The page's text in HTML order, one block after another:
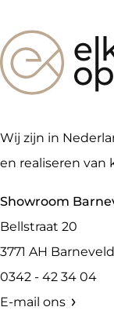
Wij zijn in
en realiseren van
Showroom
Bellstraat 20
3771 AH Barneveld
0342 - 42 34 04
E-mail ons